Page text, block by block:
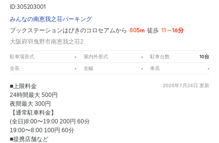
ID:305203001
みんなの南恵我之荘パーキング
ブックステーションはびきのコロセアムから 805m 徒歩 11～16分
大阪府羽曳野市南恵我之荘2
駐車場形式 - 屋内外形式 - 駐車台数 10台
全長 - 全幅 - 車高 -
2026年7月24日 更新
■上限料金
24時間最大 500円
夜間最大 300円
【通常駐車料金】
(全日)8:00〜19:00 200円 60分
19:00〜8:00 100円 60分
■提携店舗など